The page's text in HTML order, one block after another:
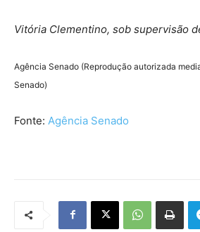
Vitória Clementino, sob supervisão
Agência Senado (Reprodução autorizada
Senado)
Fonte: Agência Senado